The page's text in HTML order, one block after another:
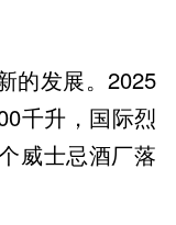
的发展。2025
千升，国际烈
威士忌酒厂落